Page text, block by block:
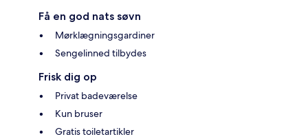
Få en god nats søvn
Mørklægningsgardiner
Sengelinned tilbydes
Frisk dig op
Privat badeværelse
Kun bruser
Gratis toiletartikler